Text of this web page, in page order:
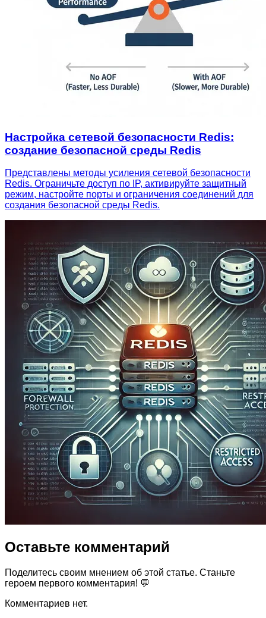
Настройка сетевой безопасности Redis:
создание безопасной среды Redis
Представлены методы усиления сетевой безопасности
Redis. Ограничьте доступ по IP, активируйте защитный
режим, настройте порты и ограничения соединений для
создания безопасной среды Redis.
Оставьте комментарий
Поделитесь своим мнением об этой статье. Станьте
героем первого комментария! 💬
Комментариев нет.